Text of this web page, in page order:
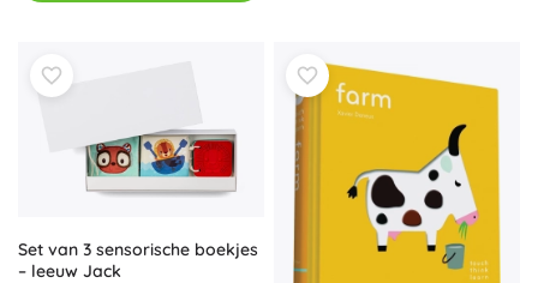
Set van 3 sensorische boekjes
– leeuw Jack